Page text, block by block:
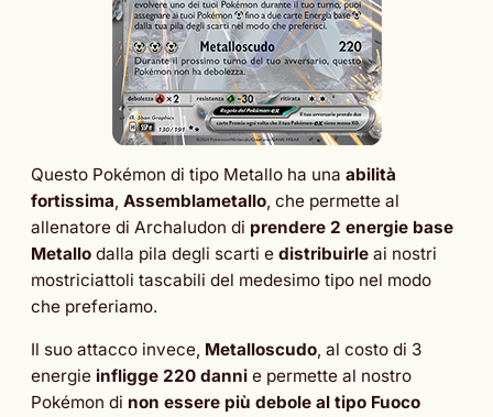
Questo Pokémon di tipo Metallo ha una abilità
fortissima, Assemblametallo, che permette al
allenatore di Archaludon di prendere 2 energie base
Metallo dalla pila degli scarti e distribuirle ai nostri
mostriciattoli tascabili del medesimo tipo nel modo
che preferiamo.
Il suo attacco invece, Metalloscudo, al costo di 3
energie infligge 220 danni e permette al nostro
Pokémon di non essere più debole al tipo Fuoco